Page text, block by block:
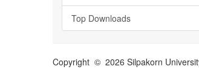
Top Downloads
Copyright © 2026 Silpakorn